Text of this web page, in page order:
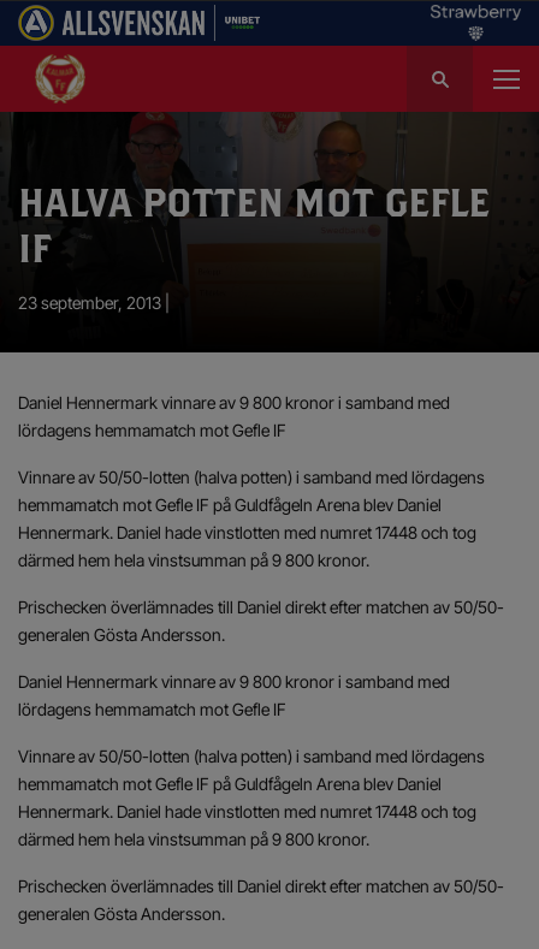
k
HALVA POTTEN MOT GEFLE
IF
23 september, 2013 |
Daniel Hennermark vinnare av 9 800 kronor i samband med
lördagens hemmamatch mot Gefle IF
Vinnare av 50/50-lotten (halva potten) i samband med lördagens
hemmamatch mot Gefle IF på Guldfågeln Arena blev Daniel
Hennermark. Daniel hade vinstlotten med numret 17448 och tog
därmed hem hela vinstsumman på 9 800 kronor.
Prischecken överlämnades till Daniel direkt efter matchen av 50/50-
generalen Gösta Andersson.
Daniel Hennermark vinnare av 9 800 kronor i samband med
lördagens hemmamatch mot Gefle IF
Vinnare av 50/50-lotten (halva potten) i samband med lördagens
hemmamatch mot Gefle IF på Guldfågeln Arena blev Daniel
Hennermark. Daniel hade vinstlotten med numret 17448 och tog
därmed hem hela vinstsumman på 9 800 kronor.
Prischecken överlämnades till Daniel direkt efter matchen av 50/50-
generalen Gösta Andersson.